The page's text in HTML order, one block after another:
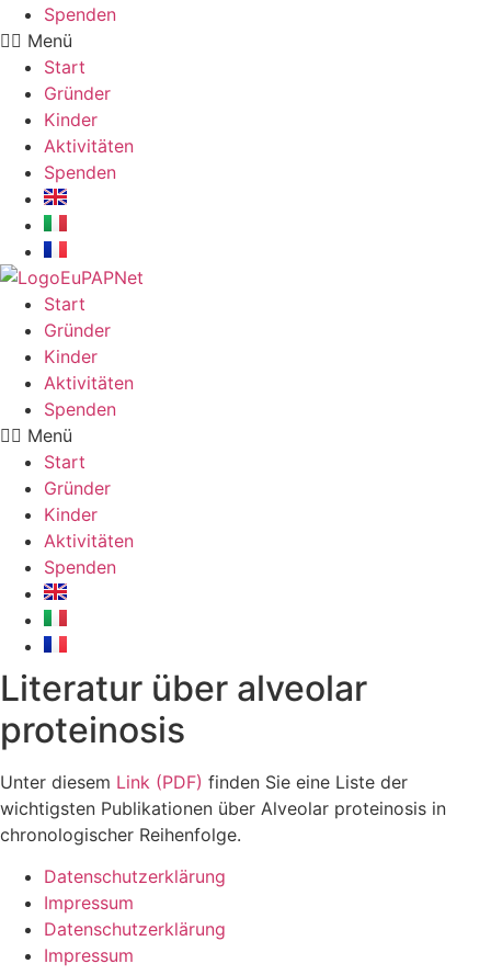
Spenden
Menü
Start
Gründer
Kinder
Aktivitäten
Spenden
Start
Gründer
Kinder
Aktivitäten
Spenden
Menü
Start
Gründer
Kinder
Aktivitäten
Spenden
Literatur über alveolar
proteinosis
Unter diesem Link (PDF) finden Sie eine Liste der
wichtigsten Publikationen über Alveolar proteinosis in
chronologischer Reihenfolge.
Datenschutzerklärung
Impressum
Datenschutzerklärung
Impressum